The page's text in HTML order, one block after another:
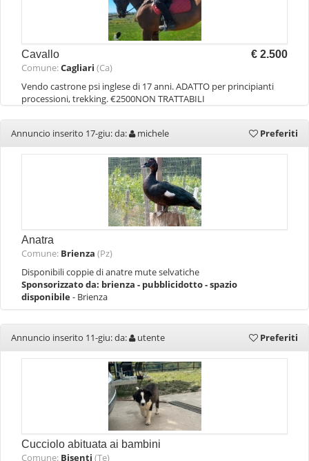
Cavallo € 2.500
Comune:Cagliari (Ca)
Vendo castrone psi inglese di 17 anni. ADATTO per principianti
processioni, trekking. €2500NON TRATTABILI
Annuncio inserito 17-giu: da: michele Preferiti
Anatra
Comune: Brienza (Pz)
Disponibili coppie di anatre mute selvatiche
Sponsorizzato da: brienza - pubblicidotto - spazio
disponibile- Brienza
Annuncio inserito 11-giu: da: utente Preferiti
Cucciolo abituata ai bambini
Comune: Bisenti (Te)